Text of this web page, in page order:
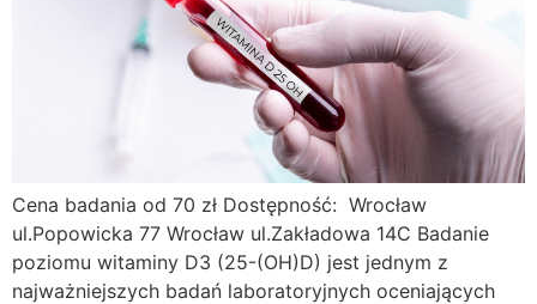
Cena badania od 70 zł Dostępność: Wrocław
ul.Popowicka 77 Wrocław ul.Zakładowa 14C Badanie
poziomu witaminy D3 (25-(OH)D) jest jednym z
najważniejszych badań laboratoryjnych oceniających